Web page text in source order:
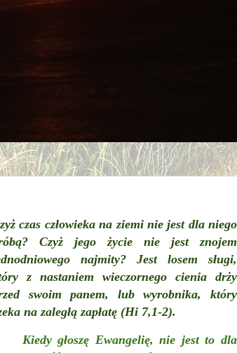
czas człowieka na ziemi nie jest dla niego
Czyż jego życie nie jest znojem
najmity? Jest losem sługi,
z nastaniem wieczornego cienia drży
swoim panem, lub wyrobnika, który
na zaległą zapłatę (Hi 7,1-2).
Kiedy głoszę Ewangelię, nie jest to dla